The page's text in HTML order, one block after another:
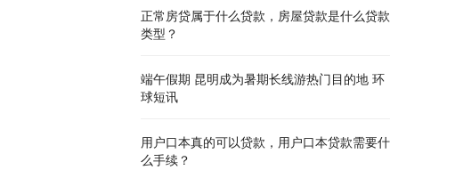
正常房贷属于什么贷款，房屋贷款是什么贷款
类型？
端午假期 昆明成为暑期长线游热门目的地 环
球短讯
用户口本真的可以贷款，用户口本贷款需要什
么手续？